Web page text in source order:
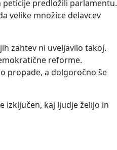
predložili parlamentu.
velike množice delavcev
zahtev ni uveljavilo takoj.
reforme.
propade, a dolgoročno še
izključen, kaj ljudje želijo in